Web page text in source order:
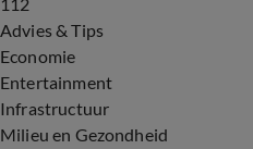
Advies & Tips
Economie
Entertainment
Infrastructuur
Milieu en Gezondheid